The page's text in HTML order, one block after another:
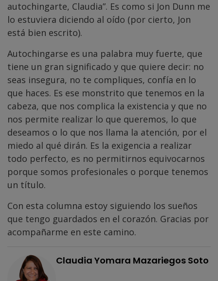
autochingarte, Claudia”. Es como si Jon Dunn me
lo estuviera diciendo al oído (por cierto, Jon
está bien escrito).
Autochingarse es una palabra muy fuerte, que
tiene un gran significado y que quiere decir: no
seas insegura, no te compliques, confía en lo
que haces. Es ese monstrito que tenemos en la
cabeza, que nos complica la existencia y que no
nos permite realizar lo que queremos, lo que
deseamos o lo que nos llama la atención, por el
miedo al qué dirán. Es la exigencia a realizar
todo perfecto, es no permitirnos equivocarnos
porque somos profesionales o porque tenemos
un título.
Con esta columna estoy siguiendo los sueños
que tengo guardados en el corazón. Gracias por
acompañarme en este camino.
Claudia Yomara Mazariegos Soto